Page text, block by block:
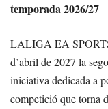
temporada 2026/27
LALIGA EA SPORTS
d’abril de 2027 la
iniciativa dedicada a
competició que torna